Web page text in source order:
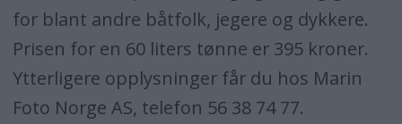
for blant andre båtfolk, jegere og dykkere.
Prisen for en 60 liters tønne er 395 kroner.
Ytterligere opplysninger får du hos Marin
Foto Norge AS, telefon 56 38 74 77.